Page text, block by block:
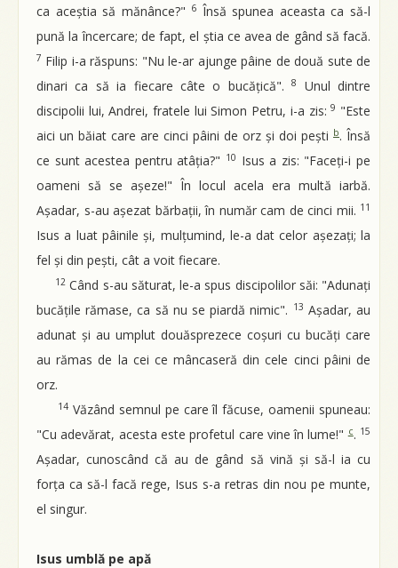
ca aceștia să mănânce?" 6 Însă spunea aceasta ca să-l
pună la încercare; de fapt, el știa ce avea de gând să facă.
7 Filip i-a răspuns: "Nu le-ar ajunge pâine de două sute de
dinari ca să ia fiecare câte o bucățică".8
Unul dintre
discipolii lui, Andrei, fratele lui Simon Petru, i-a zis:9 "Este
aici un băiat care are cinci pâini de orz și doi pești b. Însă
ce sunt acestea pentru atâția?" 10 Isus a zis: "Faceți-i pe
oameni să se așeze!" În locul acela era multă iarbă.
Așadar, s-au așezat bărbații, în număr cam de cinci mii. 11
Isus a luat pâinile și, mulțumind, le-a dat celor așezați; la
fel și din pești, cât a voit fiecare.
12 Când s-au săturat, le-a spus discipolilor săi: "Adunați
bucățile rămase, ca să nu se piardă nimic". 13 Așadar, au
adunat și au umplut douăsprezece coșuri cu bucăți care
au rămas de la cei ce mâncaseră din cele cinci pâini de
orz.
14 Văzând semnul pe care îl făcuse, oamenii spuneau:
"Cu adevărat, acesta este profetul care vine în lume!" c. 15
Așadar, cunoscând că au de gând să vină și să-l ia cu
forța ca să-l facă rege, Isus s-a retras din nou pe munte,
el singur.
Isus umblă pe apă